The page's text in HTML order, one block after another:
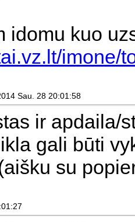
idomu kuo
imone/
Sau. 28 20:01:58
ir apdaila/
gali būti
su